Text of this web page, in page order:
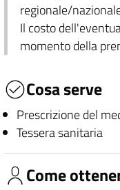
regionale/
Il costo
momento della
Cosa serve
Prescrizione del
Tessera sanitaria
Come